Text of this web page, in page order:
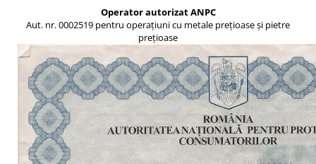
Operator autorizat ANPC
Aut. nr. 0002519 pentru operațiuni cu metale prețioase și pietre
prețioase